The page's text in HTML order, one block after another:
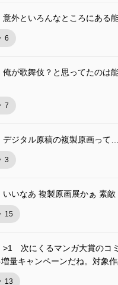
意外といろんなところにある
6
俺が歌舞伎？と思ってたのは
7
デジタル原稿の複製原画って
3
いいなあ 複製原画展かぁ 素敵
15
>1 次にくるマンガ大賞のコ
量キャンペーンだね。対象
13